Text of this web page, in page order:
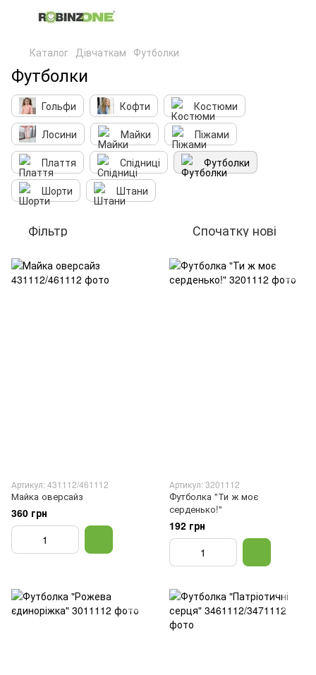
Каталог Дівчаткам Футболки
Футболки
Гольфи Кофти
Костюми
Лосини
Майки
Піжами
Плаття
Спідниці
Футболки
Шорти
Штани
Фільтр Спочатку нові
Артикул: 431112/461112
Майка оверсайз
360 грн
Артикул: 3201112
Футболка "Ти ж моє
серденько!"
192 грн